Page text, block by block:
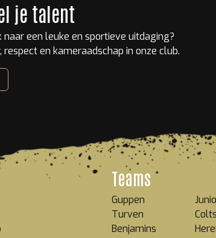
je talent
naar een leuke en sportieve uitdaging?
respect en kameraadschap in onze club.
Teams
Guppen
Turven
Benjamins
Colts